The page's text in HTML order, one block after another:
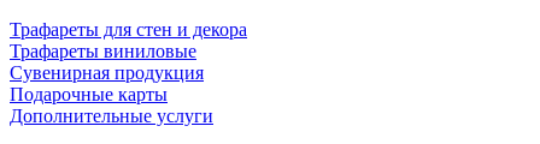
Трафареты для стен и декора
Трафареты виниловые
Сувенирная продукция
Подарочные карты
Дополнительные услуги